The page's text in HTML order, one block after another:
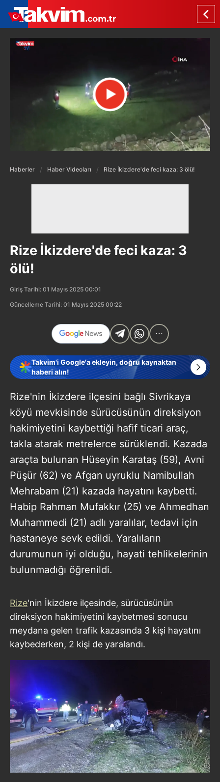
Haberler Haber Videoları Rize İkizdere'de feci kaza: 3 ölü!
Rize İkizdere'de feci kaza: 3
ölü!
Giriş Tarihi: 01 Mayıs 2025 00:01
Güncelleme Tarihi: 01 Mayıs 2025 00:22
Takvim'i Google'a ekleyin, doğru kaynaktan
haberi alın!
Rize'nin İkizdere ilçesini bağlı Sivrikaya
köyü mevkisinde sürücüsünün direksiyon
hakimiyetini kaybettiği hafif ticari araç,
takla atarak metrelerce sürüklendi. Kazada
araçta bulunan Hüseyin Karataş (59), Avni
Püşür (62) ve Afgan uyruklu Namibullah
Mehrabam (21) kazada hayatını kaybetti.
Habip Rahman Mufakkır (25) ve Ahmedhan
Muhammedi (21) adlı yaralılar, tedavi için
hastaneye sevk edildi. Yaralıların
durumunun iyi olduğu, hayati tehlikelerinin
bulunmadığı öğrenildi.
Rize'nin İkizdere ilçesinde, sürücüsünün
direksiyon hakimiyetini kaybetmesi sonucu
meydana gelen trafik kazasında 3 kişi hayatını
kaybederken, 2 kişi de yaralandı.